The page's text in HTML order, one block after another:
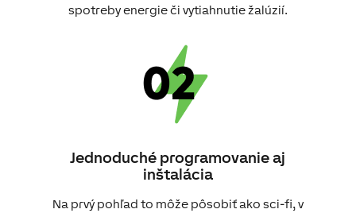
spotreby energie či vytiahnutie žalúzií.
Jednoduché programovanie aj
inštalácia
Na prvý pohľad to môže pôsobiť ako sci-fi, v